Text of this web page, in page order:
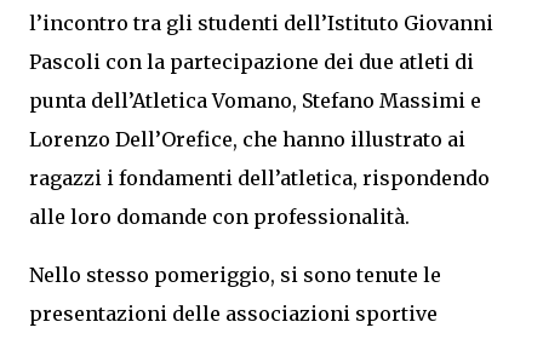
l’incontro tra gli studenti dell’Istituto Giovanni
Pascoli con la partecipazione dei due atleti di
punta dell’Atletica Vomano, Stefano Massimi e
Lorenzo Dell’Orefice, che hanno illustrato ai
ragazzi i fondamenti dell’atletica, rispondendo
alle loro domande con professionalità.
Nello stesso pomeriggio, si sono tenute le
presentazioni delle associazioni sportive